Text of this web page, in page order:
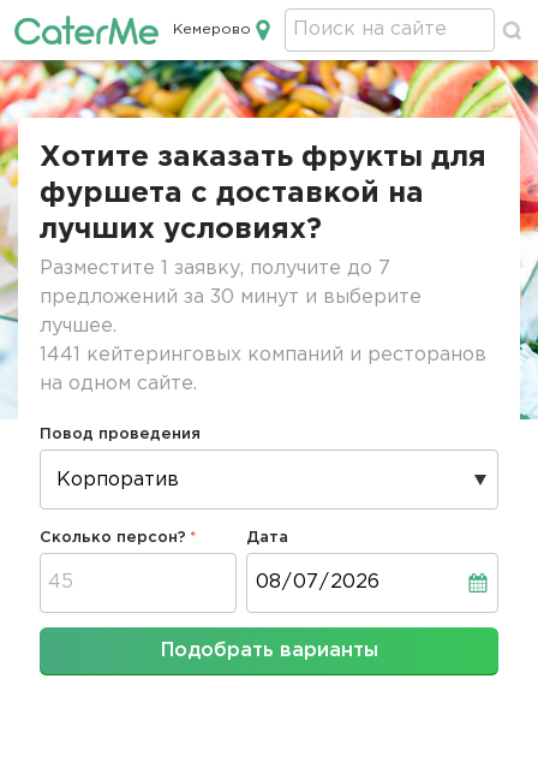
Кейтеринг в Кемерово
Кемерово
Строка
Хотите заказать фрукты для
фуршета с доставкой на
лучших условиях?
Разместите 1 заявку, получите до 7
предложений за 30 минут и выберите
лучшее.
1441 кейтеринговых компаний и ресторанов
на одном сайте.
Повод проведения
Сколько персон? Дата
Подобрать варианты